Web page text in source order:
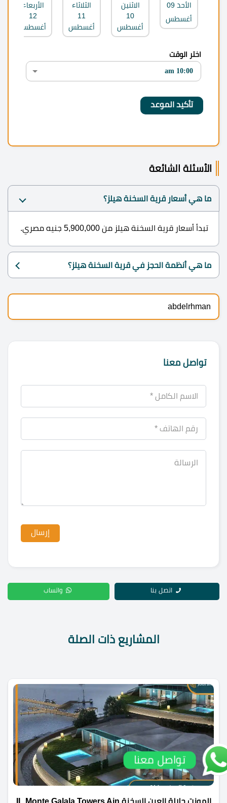
الأحد 09
أغسطس
الاثنين
10
أغسطس
الثلاثاء
11
أغسطس
الأربعاء
12
أغسطس
اختر الوقت
الأسئلة الشائعة
ما هي أسعار قرية السخنة هيلز؟
تبدأ أسعار قرية السخنة هيلز من 5,900,000 جنيه مصري.
ما هي أنظمة الحجز في قرية السخنة هيلز؟
abdelrhman
تواصل معنا
اتصل بنا واتساب
المشاريع ذات الصلة
المونت جلالة العين السخنة IL Monte Galala Towers Ain
تواصل معنا